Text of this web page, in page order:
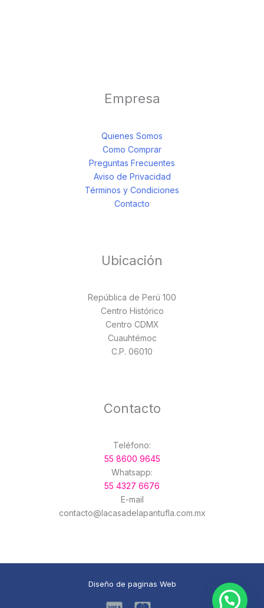
Empresa
Quienes Somos
Como Comprar
Preguntas Frecuentes
Aviso de Privacidad
Términos y Condiciones
Contacto
Ubicación
República de Perú 100
Centro Histórico
Centro CDMX
Cuauhtémoc
C.P. 06010
Contacto
Teléfono:
55 8600 9645
Whatsapp:
55 4327 6676
E-mail
contacto@lacasadelapantufla.com.mx
Diseño de paginas Web